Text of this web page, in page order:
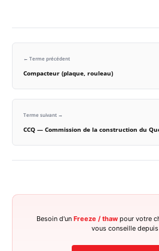
← Terme précédent
Compacteur (plaque, rouleau)
Terme suivant →
CCQ — Commission de la construction du
Besoin d'un Freeze / thawpour votre
vous conseille depuis